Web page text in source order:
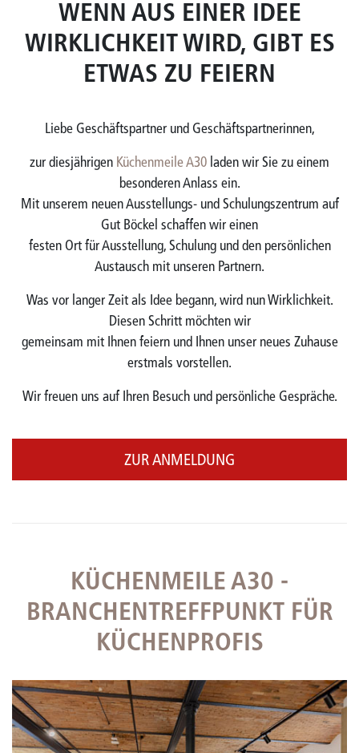
WENN AUS EINER IDEE
WIRKLICHKEIT WIRD, GIBT ES
ETWAS ZU FEIERN
Liebe Geschäftspartner und Geschäftspartnerinnen,
zur diesjährigen Küchenmeile A30 laden wir Sie zu einem
besonderen Anlass ein.
Mit unserem neuen Ausstellungs- und Schulungszentrum auf
Gut Böckel schaffen wir einen
festen Ort für Ausstellung, Schulung und den persönlichen
Austausch mit unseren Partnern.
Was vor langer Zeit als Idee begann, wird nun Wirklichkeit.
Diesen Schritt möchten wir
gemeinsam mit Ihnen feiern und Ihnen unser neues Zuhause
erstmals vorstellen.
Wir freuen uns auf Ihren Besuch und persönliche Gespräche.
ZUR ANMELDUNG
KÜCHENMEILE A30 -
BRANCHENTREFFPUNKT FÜR
KÜCHENPROFIS